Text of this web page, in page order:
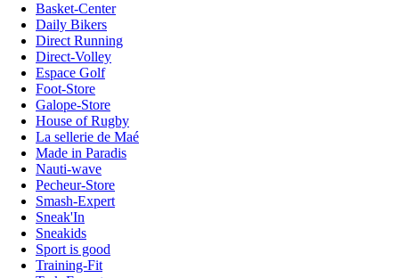
Basket-Center
Daily Bikers
Direct Running
Direct-Volley
Espace Golf
Foot-Store
Galope-Store
House of Rugby
La sellerie de Maé
Made in Paradis
Nauti-wave
Pecheur-Store
Smash-Expert
Sneak'In
Sneakids
Sport is good
Training-Fit